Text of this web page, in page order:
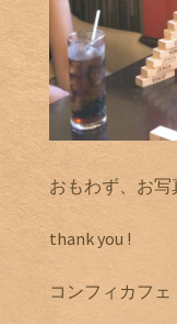
おもわず、お写
thank you !
コンフィカフ